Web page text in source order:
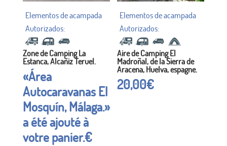
Zone de Camping La
Estanca, Alcañiz Teruel.
«Área
Autocaravanas El
Mosquín, Málaga.»
a été ajouté à
votre panier.€
Aire de Camping El
Madroñal, de la Sierra de
Aracena, Huelva, espagne.
20,00€